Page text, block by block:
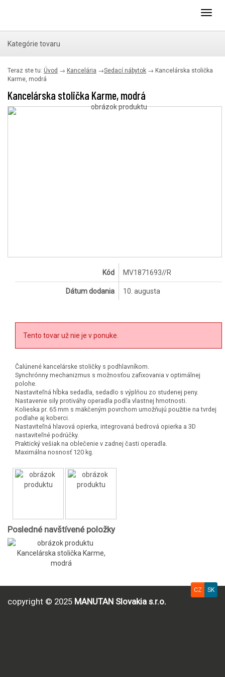
Kategórie tovaru
Teraz ste tu: Úvod → Kancelária →Sedací nábytok → Kancelárska stolička
Karme, modrá
Kancelárska stolička Karme, modrá
Kód MV1871693//R
Dátum dodania 10. augusta
Tento tovar už nie je v ponuke.
Čalúnené kancelárske stoličky s podhlavníkom.
Synchrónny mechanizmus s možnosťou zafixovania v optimálnej
polohe.
Nastaviteľná hĺbka sedadla, sedadlo s výplňou zo studenej peny.
Nastavenie sily protiváhy operadla podľa vlastnej hmotnosti.
Kolieska pr. 65 mm s mäkčeným povrchom umožňujú použitie na tvrdej
podlahe aj koberci.
Nastaviteľná hlavová opierka, integrovaná bedrová opierka a 3D
nastaviteľné podrúčky.
Praktický vešiak na oblečenie v zadnej časti operadla.
Maximálna nosnosť 120 kg.
Posledné navštívené položky
Kancelárska stolička Karme,
modrá
copyright © 2025 MANUTAN Slovakia s.r.o.
CZ SK